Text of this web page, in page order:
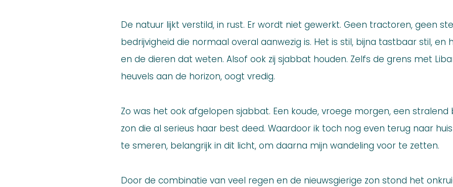
De natuur lijkt verstild, in rust. Er wordt niet gewerkt. Geen tractoren, geen
bedrijvigheid die normaal overal aanwezig is. Het is stil, bijna tastbaar stil,
en de dieren dat weten. Alsof ook zij sjabbat houden. Zelfs de grens met
heuvels aan de horizon, oogt vredig.
Zo was het ook afgelopen sjabbat. Een koude, vroege morgen, een
zon die al serieus haar best deed. Waardoor ik toch nog even terug naar
te smeren, belangrijk in dit licht, om daarna mijn wandeling voor te zetten.
Door de combinatie van veel regen en de nieuwsgierige zon stond het